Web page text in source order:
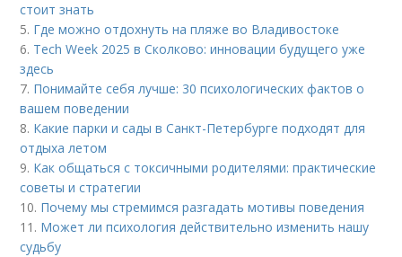
стоит знать
5. Где можно отдохнуть на пляже во Владивостоке
6. Tech Week 2025 в Сколково: инновации будущего уже
здесь
7. Понимайте себя лучше: 30 психологических фактов о
вашем поведении
8. Какие парки и сады в Санкт-Петербурге подходят для
отдыха летом
9. Как общаться с токсичными родителями: практические
советы и стратегии
10. Почему мы стремимся разгадать мотивы поведения
11. Может ли психология действительно изменить нашу
судьбу